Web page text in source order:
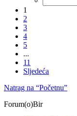
1
2
3
4
5
...
11
Sljedeća
Natrag na “Početnu”
Forum(o)Bir